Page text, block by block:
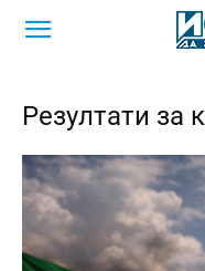
Резултати за